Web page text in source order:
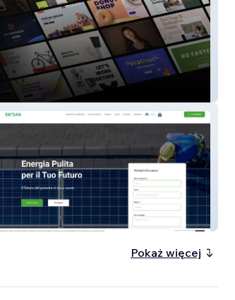
Enisan Fotovoltaico
Pokaż więcej